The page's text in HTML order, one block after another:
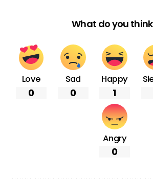
What do you
Love
0
Sad
0
Happy
1
Angry
0